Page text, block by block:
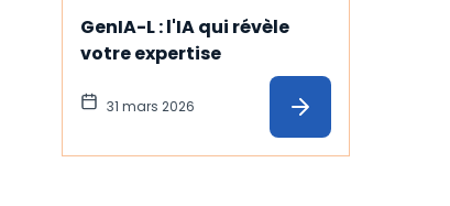
GenIA-L : l'IA qui révèle
votre expertise
31 mars 2026